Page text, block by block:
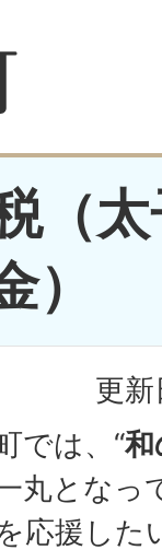
（
）
更
では、“和
丸となっ
応援した